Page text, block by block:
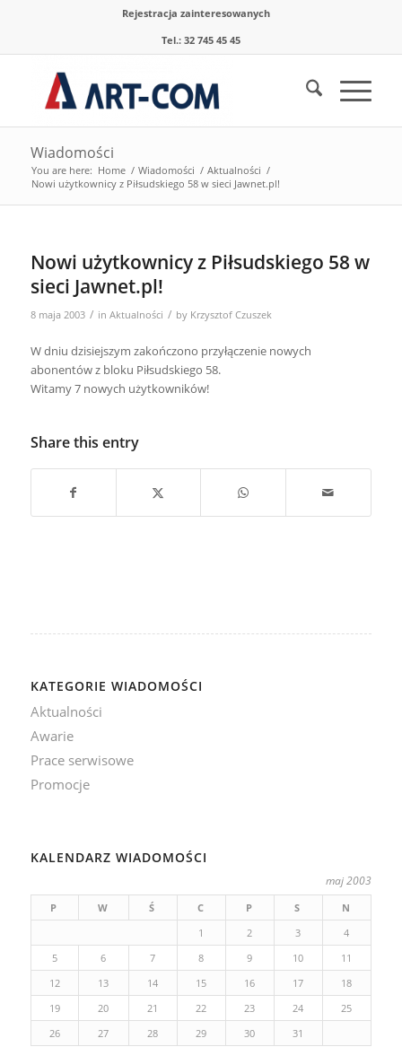
Rejestracja zainteresowanych
Tel.: 32 745 45 45
Wiadomości
You are here: Home / Wiadomości / Aktualności /
Nowi użytkownicy z Piłsudskiego 58 w sieci Jawnet.pl!
Nowi użytkownicy z Piłsudskiego 58 w
sieci Jawnet.pl!
8 maja 2003 / in Aktualności / by Krzysztof Czuszek
W dniu dzisiejszym zakończono przyłączenie nowych
abonentów z bloku Piłsudskiego 58.
Witamy 7 nowych użytkowników!
Share this entry
KATEGORIE WIADOMOŚCI
Aktualności
Awarie
Prace serwisowe
Promocje
KALENDARZ WIADOMOŚCI
maj 2003
P W Ś C P S
N
1
2 3
4
5
6 7 8 9 10
11
12
13 14 15 16 17
18
19
20 21 22 23 24
25
26
27 28 29 30 31